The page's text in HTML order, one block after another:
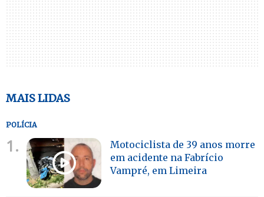
MAIS LIDAS
POLÍCIA
1.
Motociclista de 39 anos morre
em acidente na Fabrício
Vampré, em Limeira